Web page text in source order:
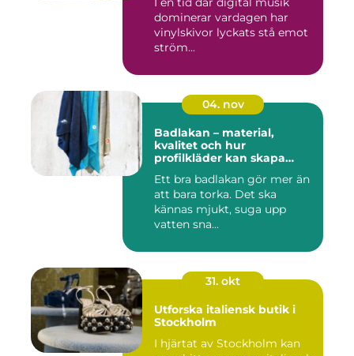
dominerar vardagen har
vinylskivor lyckats stå emot
ström...
04. nov
Badlakan – material,
kvalitet och hur
profilkläder kan skapa
Ett bra badlakan gör mer än
att bara torka. Det ska
kännas mjukt, suga upp
vatten sna...
31. okt
Utforska italiensk butik i
Stockholm
I hjärtat av Stockholm kan